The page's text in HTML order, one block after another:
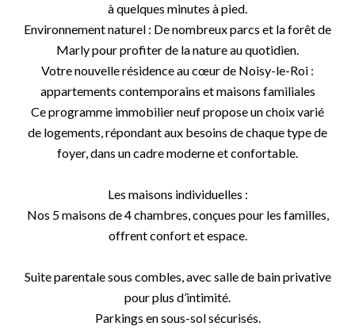
à quelques minutes à pied.
Environnement naturel : De nombreux parcs et la forêt de
Marly pour profiter de la nature au quotidien.
Votre nouvelle résidence au cœur de Noisy-le-Roi :
appartements contemporains et maisons familiales
Ce programme immobilier neuf propose un choix varié
de logements, répondant aux besoins de chaque type de
foyer, dans un cadre moderne et confortable.
Les maisons individuelles :
Nos 5 maisons de 4 chambres, conçues pour les familles,
offrent confort et espace.
Suite parentale sous combles, avec salle de bain privative
pour plus d’intimité.
Parkings en sous-sol sécurisés.